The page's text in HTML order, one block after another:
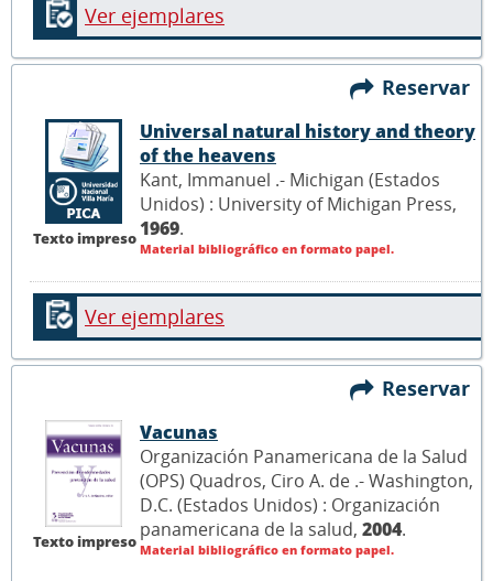
Ver ejemplares
Reservar
Texto impreso
Universal natural history and theory
of the heavens
Kant, Immanuel .- Michigan (Estados
Unidos) : University of Michigan Press,
1969.
Material bibliográfico en formato papel.
Ver ejemplares
Reservar
Texto impreso
Vacunas
Organización Panamericana de la Salud
(OPS) Quadros, Ciro A. de .- Washington,
D.C. (Estados Unidos) : Organización
panamericana de la salud, 2004.
Material bibliográfico en formato papel.